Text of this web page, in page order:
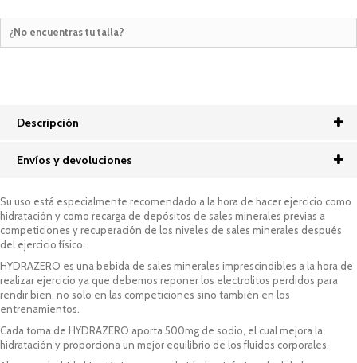
¿No encuentras tu talla?
Descripción
Envíos y devoluciones
Su uso está especialmente recomendado a la hora de hacer ejercicio como
hidratación y como recarga de depósitos de sales minerales previas a
competiciones y recuperación de los niveles de sales minerales después
del ejercicio físico.
HYDRAZERO es una bebida de sales minerales imprescindibles a la hora de
realizar ejercicio ya que debemos reponer los electrolitos perdidos para
rendir bien, no solo en las competiciones sino también en los
entrenamientos.
Cada toma de HYDRAZERO aporta 500mg de sodio, el cual mejora la
hidratación y proporciona un mejor equilibrio de los fluidos corporales.